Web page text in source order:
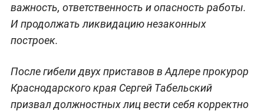
важность, ответственность и опасность работы.
И продолжать ликвидацию незаконных
построек.
После гибели двух приставов в Адлере прокурор
Краснодарского края Сергей Табельский
призвал должностных лиц вести себя корректно